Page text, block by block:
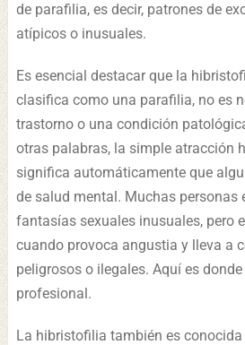
de parafilia, es decir, patrones de
atípicos o inusuales.
Es esencial destacar que la
clasifica como una parafilia, no es
trastorno o una condición
otras palabras, la simple atracción
significa automáticamente que
de salud mental. Muchas personas
fantasías sexuales inusuales, pero
cuando provoca angustia y lleva a
peligrosos o ilegales. Aquí es
profesional.
La hibristofilia también es